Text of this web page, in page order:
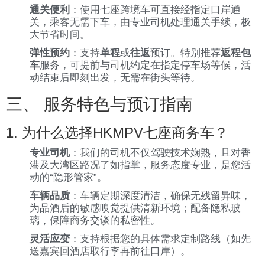
通关便利 ：使用七座跨境车可直接经指定口岸通
关，乘客无需下车，由专业司机处理通关手续，极
大节省时间。
弹性预约 ：支持单程或往返预订。特别推荐返程包
车服务，可提前与司机约定在指定停车场等候，活
动结束后即刻出发，无需在街头等待。
三、 服务特色与预订指南
1. 为什么选择HKMPV七座商务车？
专业司机：我们的司机不仅驾驶技术娴熟，且对香
港及大湾区路况了如指掌，服务态度专业，是您活
动的“隐形管家”。
车辆品质 ：车辆定期深度清洁，确保无残留异味，
为品酒后的敏感嗅觉提供清新环境；配备隐私玻
璃，保障商务交谈的私密性。
灵活应变 ：支持根据您的具体需求定制路线（如先
送嘉宾回酒店取行李再前往口岸）。